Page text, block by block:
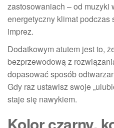
zastosowaniach – od muzyki
energetyczny klimat podczas
imprez.
Dodatkowym atutem jest to,
bezprzewodową z
dopasować sposób
Gdy raz ustawisz swoje
staje się nawykiem.